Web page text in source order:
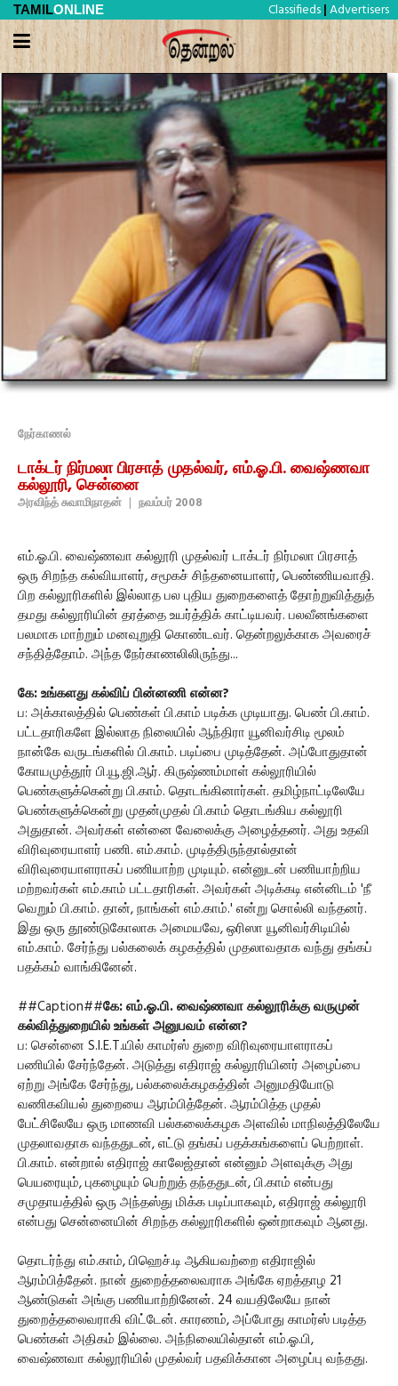
TAMILONLINE Classifieds | Advertisers
நேர்காணல்
டாக்டர் நிர்மலா பிரசாத் முதல்வர், எம்.ஓ.பி. வைஷ்ணவா
கல்லூரி, சென்னை
அரவிந்த் சுவாமிநாதன் | நவம்பர் 2008
எம்.ஓ.பி. வைஷ்ணவா கல்லூரி முதல்வர் டாக்டர் நிர்மலா பிரசாத்
ஒரு சிறந்த கல்வியாளர், சமூகச் சிந்தனையாளர், பெண்ணியவாதி.
பிற கல்லூரிகளில் இல்லாத பல புதிய துறைகளைத் தோற்றுவித்துத்
தமது கல்லூரியின் தரத்தை உயர்த்திக் காட்டியவர். பலவீனங்களை
பலமாக மாற்றும் மனவுறுதி கொண்டவர். தென்றலுக்காக அவரைச்
சந்தித்தோம். அந்த நேர்காணலிலிருந்து...
கே: உங்களது கல்விப் பின்னணி என்ன?
ப: அக்காலத்தில் பெண்கள் பி.காம் படிக்க முடியாது. பெண் பி.காம்.
பட்டதாரிகளே இல்லாத நிலையில் ஆந்திரா யூனிவர்சிடி மூலம்
நான்கே வருடங்களில் பி.காம். படிப்பை முடித்தேன். அப்போதுதான்
கோயமுத்தூர் பி.யூ.ஜி.ஆர். கிருஷ்ணம்மாள் கல்லூரியில்
பெண்களுக்கென்று பி.காம். தொடங்கினார்கள். தமிழ்நாட்டிலேயே
பெண்களுக்கென்று முதன்முதல் பி.காம் தொடங்கிய கல்லூரி
அதுதான். அவர்கள் என்னை வேலைக்கு அழைத்தனர். அது உதவி
விரிவுரையாளர் பணி. எம்.காம். முடித்திருந்தால்தான்
விரிவுரையாளராகப் பணியாற்ற முடியும். என்னுடன் பணியாற்றிய
மற்றவர்கள் எம்.காம் பட்டதாரிகள். அவர்கள் அடிக்கடி என்னிடம் 'நீ
வெறும் பி.காம். தான், நாங்கள் எம்.காம்.' என்று சொல்லி வந்தனர்.
இது ஒரு தூண்டுகோலாக அமையவே, ஒரிஸா யூனிவர்சிடியில்
எம்.காம். சேர்ந்து பல்கலைக் கழகத்தில் முதலாவதாக வந்து தங்கப்
பதக்கம் வாங்கினேன்.
##Caption##கே: எம்.ஓ.பி. வைஷ்ணவா கல்லூரிக்கு வருமுன்
கல்வித்துறையில் உங்கள் அனுபவம் என்ன?
ப: சென்னை S.I.E.T.யில் காமர்ஸ் துறை விரிவுரையாளராகப்
பணியில் சேர்ந்தேன். அடுத்து எதிராஜ் கல்லூரியினர் அழைப்பை
ஏற்று அங்கே சேர்ந்து, பல்கலைக்கழகத்தின் அனுமதியோடு
வணிகவியல் துறையை ஆரம்பித்தேன். ஆரம்பித்த முதல்
பேட்சிலேயே ஒரு மாணவி பல்கலைக்கழக அளவில் மாநிலத்திலேயே
முதலாவதாக வந்ததுடன், எட்டு தங்கப் பதக்கங்களைப் பெற்றாள்.
பி.காம். என்றால் எதிராஜ் காலேஜ்தான் என்னும் அளவுக்கு அது
பெயரையும், புகழையும் பெற்றுத் தந்ததுடன், பி.காம் என்பது
சமுதாயத்தில் ஒரு அந்தஸ்து மிக்க படிப்பாகவும், எதிராஜ் கல்லூரி
என்பது சென்னையின் சிறந்த கல்லூரிகளில் ஒன்றாகவும் ஆனது.
தொடர்ந்து எம்.காம், பிஹெச்.டி ஆகியவற்றை எதிராஜில்
ஆரம்பித்தேன். நான் துறைத்தலைவராக அங்கே ஏறத்தாழ 21
ஆண்டுகள் அங்கு பணியாற்றினேன். 24 வயதிலேயே நான்
துறைத்தலைவராகி விட்டேன். காரணம், அப்போது காமர்ஸ் படித்த
பெண்கள் அதிகம் இல்லை. அந்நிலையில்தான் எம்.ஓ.பி,
வைஷ்ணவா கல்லூரியில் முதல்வர் பதவிக்கான அழைப்பு வந்தது.